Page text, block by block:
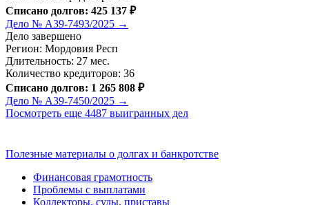
Списано долгов: 425 137 ₽
Дело № А39-7493/2025 →
Дело завершено
Регион: Мордовия Респ
Длительность: 27 мес.
Количество кредиторов: 36
Списано долгов: 1 265 808 ₽
Дело № А39-7450/2025 →
Посмотреть еще 4487 выигранных дел
Полезные материалы о долгах и банкротстве
Финансовая грамотность
Проблемы с выплатами
Коллекторы, суды, приставы